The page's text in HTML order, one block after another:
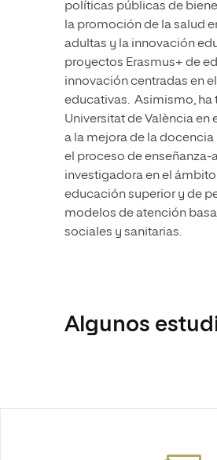
políticas públicas de
la promoción de la salud
adultas y la innovación
proyectos Erasmus+ de
innovación centradas en
educativas. Asimismo, ha
Universitat de València
a la mejora de la
el proceso de enseñanza-
investigadora en el
educación superior y de
modelos de atención
sociales y sanitarias.
Algunos